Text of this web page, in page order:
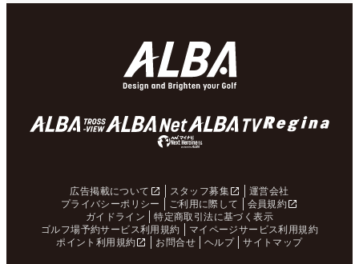
広告掲載について スタッフ募集
運営会社
プライバシーポリシー
ご利用に際して
会員規約
ガイドライン
特定商取引法に基づく表示
ゴルフ場予約サービス利用規約
マイページサービス利用規約
ポイント利用規約
お問合せ ヘルプ サイトマップ